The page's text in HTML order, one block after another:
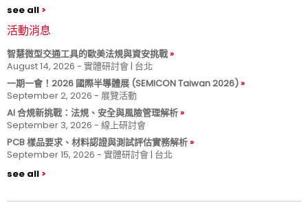
see all
活動消息
智慧微型交通工具的歐美法規與資安挑戰
August 14, 2026 - 實體研討會 | 台北
一期一會！2026 國際半導體展 (SEMICON Taiwan 2026)
September 2, 2026 - 展覽活動
AI 合規新挑戰：法規、安全與風險管理解析
September 3, 2026 - 線上研討會
PCB 樣品要求、材料認證與測試評估實務解析
September 15, 2026 - 實體研討會 | 台北
see all